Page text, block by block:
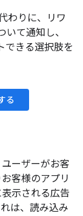
わりに、リワ
て通知し、
できる選択肢を
る
ーザーがお客
客様のアプリ
示される広告
は、読み込み